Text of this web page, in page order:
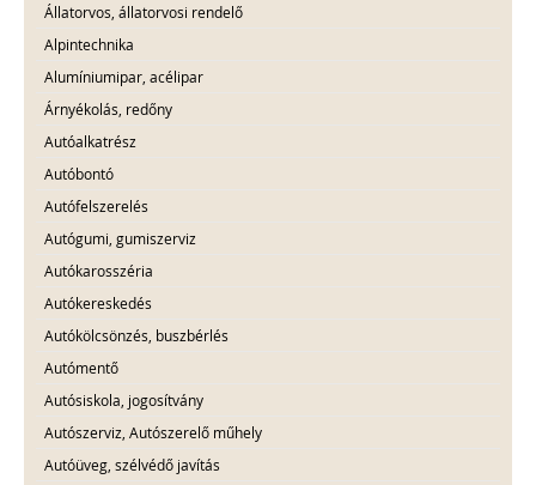
Állatorvos, állatorvosi rendelő
Alpintechnika
Alumíniumipar, acélipar
Árnyékolás, redőny
Autóalkatrész
Autóbontó
Autófelszerelés
Autógumi, gumiszerviz
Autókarosszéria
Autókereskedés
Autókölcsönzés, buszbérlés
Autómentő
Autósiskola, jogosítvány
Autószerviz, Autószerelő műhely
Autóüveg, szélvédő javítás